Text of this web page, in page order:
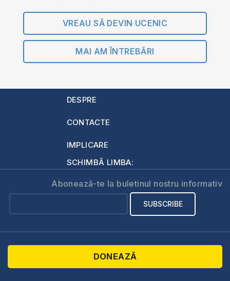
VREAU SĂ DEVIN UCENIC
MAI AM ÎNTREBĂRI
DESPRE
CONTACTE
IMPLICARE
SCHIMBĂ LIMBA:
Abonează-te la buletinul nostru informativ
DONEAZĂ